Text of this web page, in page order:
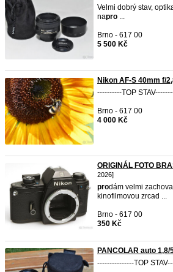
Velmi dobrý stav,
napro ...
Brno - 617 00
5 500 Kč
Nikon AF-S 40mm f/
----------TOP
Brno - 617 00
4 000 Kč
ORIGINÁL FOTO
2026]
prodám velmi
kinofilmovou zrcad ...
Brno - 617 00
350 Kč
PANCOLAR auto 1,8/
---------------TOP